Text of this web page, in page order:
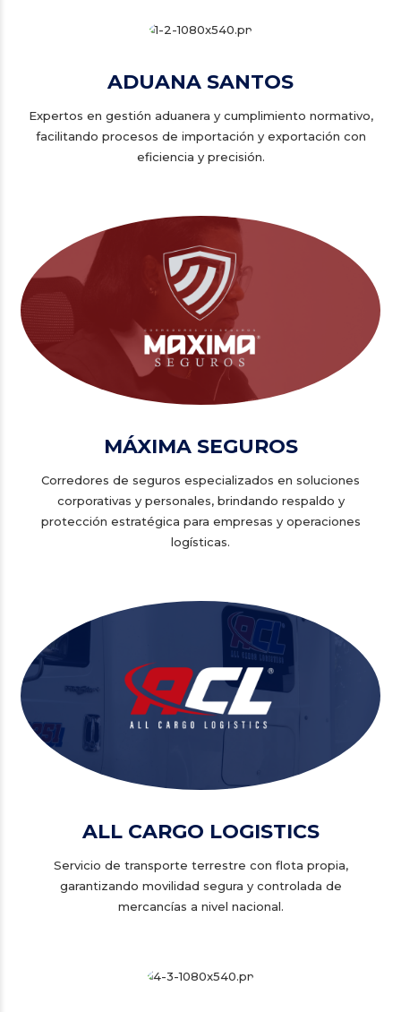
ADUANA SANTOS
Expertos en gestión aduanera y cumplimiento normativo,
facilitando procesos de importación y exportación con
eficiencia y precisión.
MÁXIMA SEGUROS
Corredores de seguros especializados en soluciones
corporativas y personales, brindando respaldo y
protección estratégica para empresas y operaciones
logísticas.
ALL CARGO LOGISTICS
Servicio de transporte terrestre con flota propia,
garantizando movilidad segura y controlada de
mercancías a nivel nacional.